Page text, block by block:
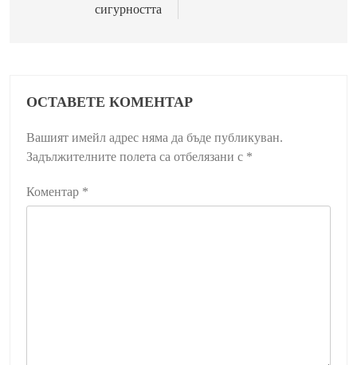
сигурността
ОСТАВЕТЕ КОМЕНТАР
Вашият имейл адрес няма да бъде публикуван.
Задължителните полета са отбелязани с *
Коментар *